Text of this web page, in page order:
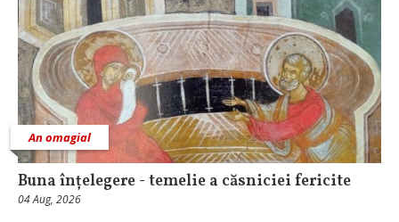
An omagial
Buna înțelegere - temelie a căsniciei fericite
04 Aug, 2026